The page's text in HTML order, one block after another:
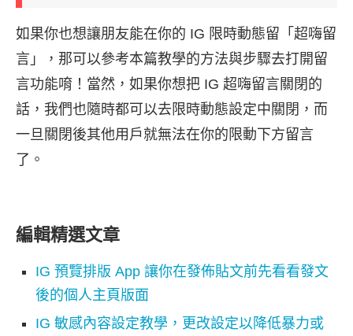
如果你也想讓朋友能在你的 IG 限時動態留「超嗨留
言」，那可以參考本篇教學的方法與步驟去打開留
言功能唷！當然，如果你想把 IG 超嗨留言關閉的
話，我們也隨時都可以去限時動態設定中關閉，而
一旦關閉後其他用戶就無法在你的限動下方留言
了。
編輯精選文章
IG 預覽排版 App 讓你在發佈貼文前先看看發文
後的個人主頁版面
IG 敏感內容設定教學，更改設定以降低暴力或